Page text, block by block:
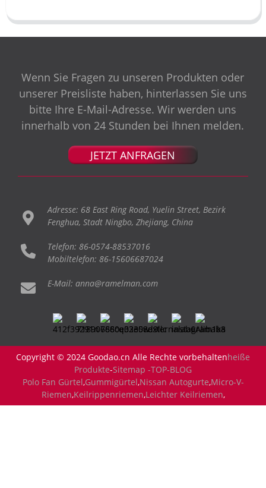
Wenn Sie Fragen zu unseren Produkten oder
unserer Preisliste haben, hinterlassen Sie uns
bitte Ihre E-Mail-Adresse. Wir werden uns
innerhalb von 24 Stunden bei Ihnen melden.
JETZT ANFRAGEN
Adresse: 68 East Ring Road, Yuelin Street, Bezirk
Fenghua, Stadt Ningbo, Zhejiang, China
Telefon: 86-0574-88537016
Mobiltelefon: 86-15606687024
E-Mail: anna@ramelman.com
Copyright © 2024 Goodao.cn Alle Rechte vorbehaltenheiße
Produkte-Sitemap -TOP-BLOG
Polo Fan Gürtel,Gummigürtel,Nissan Autogurte,Micro-V-
Riemen,Keilrippenriemen,Leichter Keilriemen,